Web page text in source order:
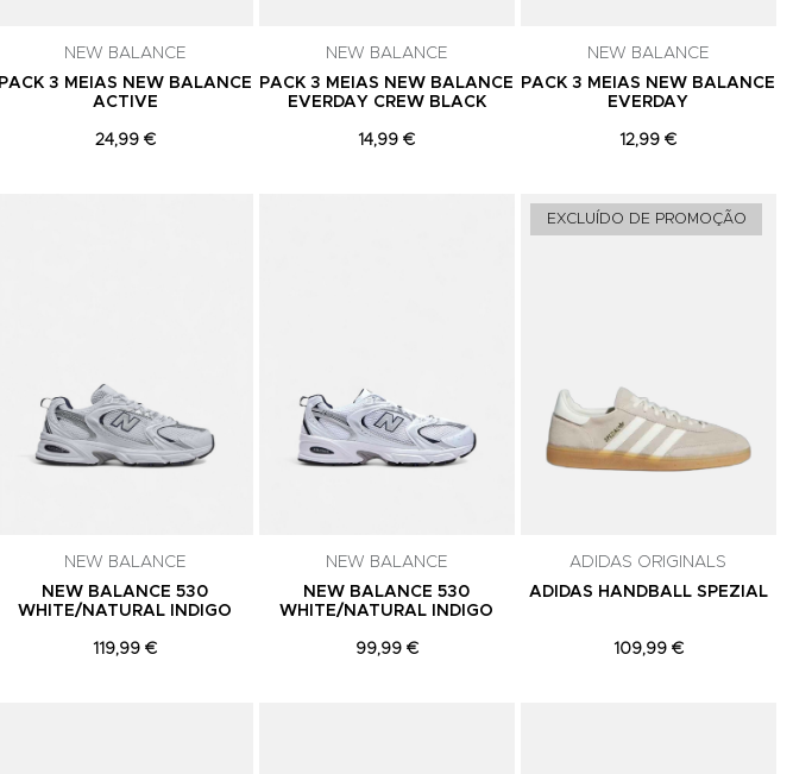
NEW BALANCE
PACK 3 MEIAS NEW BALANCE
ACTIVE
24,99 €
NEW BALANCE
PACK 3 MEIAS NEW BALANCE
EVERDAY CREW BLACK
14,99 €
NEW BALANCE
PACK 3 MEIAS NEW BALANCE
EVERDAY
12,99 €
NEW BALANCE
NEW BALANCE 530
WHITE/NATURAL INDIGO
119,99 €
Adicionar aos Favoritos
NEW BALANCE
NEW BALANCE 530
WHITE/NATURAL INDIGO
99,99 €
EXCLUÍDO DE PROMOÇÃO
ADIDAS ORIGINALS
ADIDAS HANDBALL SPEZIAL
109,99 €